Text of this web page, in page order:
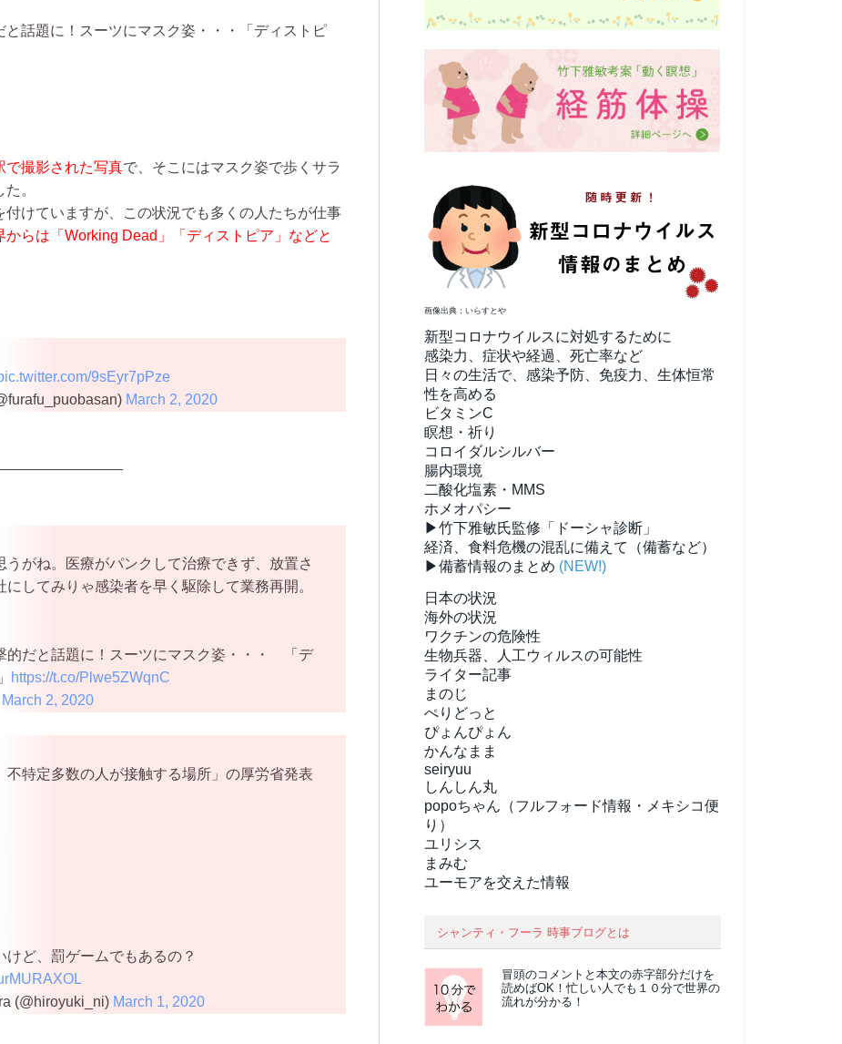
話題に！スーツにマスク姿・・・「ディストピ
で撮影された写真で、そこにはマスク姿で歩くサラ
。
けていますが、この状況でも多くの人たちが仕事
からは「Working Dead」「ディストピア」などと
9sEyr7pPze
March 2, 2020
がね。医療がパンクして治療できず、放置さ
してみりゃ感染者を早く駆除して業務再開。
的だと話題に！スーツにマスク姿・・・ 「デ
https://t.co/Plwe5ZWqnC
March 2, 2020
不特定多数の人が接触する場所」の厚労省発表
けど、罰ゲームでもあるの？
(@hiroyuki_ni) March 1, 2020
画像出典：いらすとや
新型コロナウイルスに対処するために
感染力、症状や経過、死亡率など
日々の生活で、感染予防、免疫力、生体恒常
性を高める
ビタミンC
瞑想・祈り
コロイダルシルバー
腸内環境
二酸化塩素・MMS
ホメオパシー
▶竹下雅敏氏監修「ドーシャ診断」
経済、食料危機の混乱に備えて（備蓄など）
▶備蓄情報のまとめ (NEW!)
日本の状況
海外の状況
ワクチンの危険性
生物兵器、人工ウィルスの可能性
ライター記事
まのじ
ぺりどっと
ぴょんぴょん
かんなまま
seiryuu
しんしん丸
popoちゃん（フルフォード情報・メキシコ便
り）
ユリシス
まみむ
ユーモアを交えた情報
シャンティ・フーラ 時事ブログとは
冒頭のコメントと本文の赤字部分だけを
読めばOK！忙しい人でも１０分で世界の
流れが分かる！